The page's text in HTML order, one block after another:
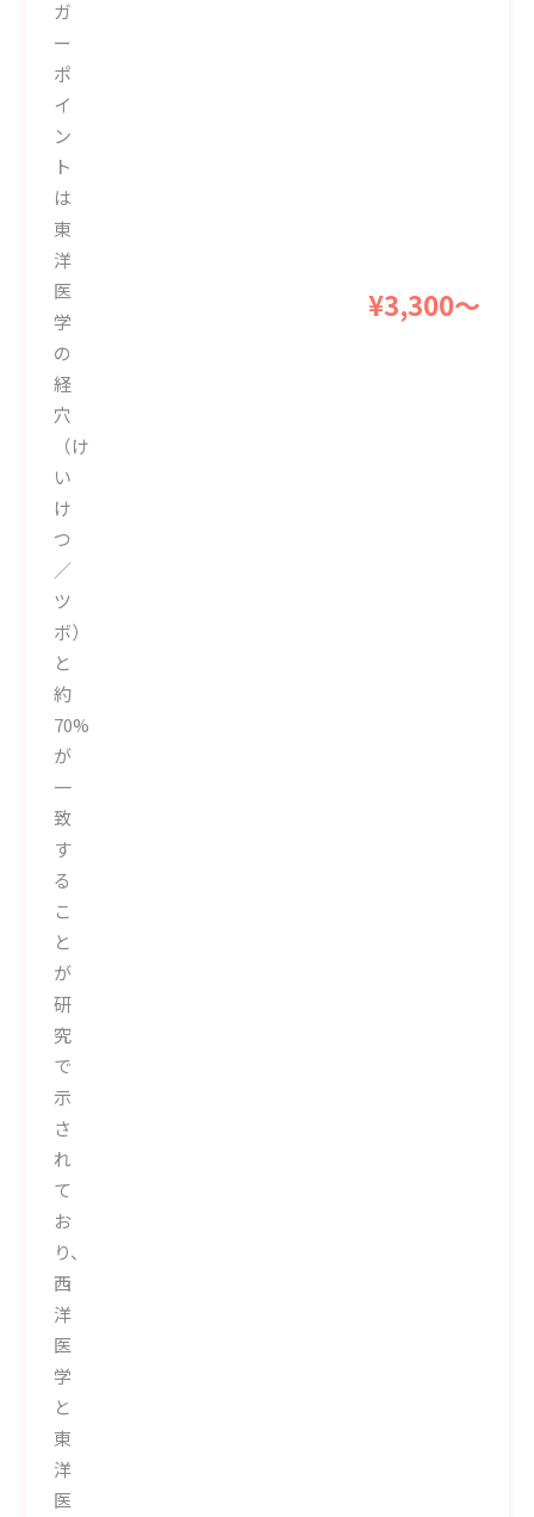
ガ
ー
ポ
イ
ン
ト
は
東
洋
医
学
の
経
穴
（け
い
け
つ
／
ツ
ボ）
と
約
70%
が
一
致
す
る
こ
と
が
研
究
で
示
さ
れ
て
お
り、
西
洋
医
学
と
東
洋
医
¥3,300〜